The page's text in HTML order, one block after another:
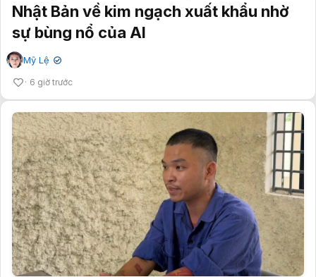
Nhật Bản về kim ngạch xuất khẩu nhờ
sự bùng nổ của AI
Mỹ Lệ ✔
6 giờ trước